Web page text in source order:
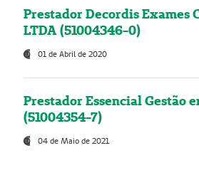
Prestador Decordis Exames
LTDA (51004346-0)
01 de Abril de 2020
Prestador Essencial Gestão
(51004354-7)
04 de Maio de 2021